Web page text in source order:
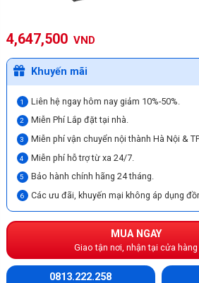
4,647,500 VND
Khuyến mãi
Liên hệ ngay hôm nay giảm 10%-50%.
Miễn Phí Lắp đặt tại nhà.
Miễn phí vận chuyển nội thành Hà Nội &
Miễn phí hỗ trợ từ xa 24/7.
Bảo hành chính hãng 24 tháng.
Các ưu đãi, khuyến mại không áp dụng
MUA NGAY
Giao tận nơi, nhận tại cửa hàng
0813.222.258